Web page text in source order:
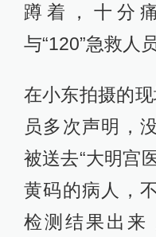
蹲着，十分
与“120”急救人
在小东拍摄的
员多次声明，
被送去“大明宫
黄码的病人，
检测结果出来